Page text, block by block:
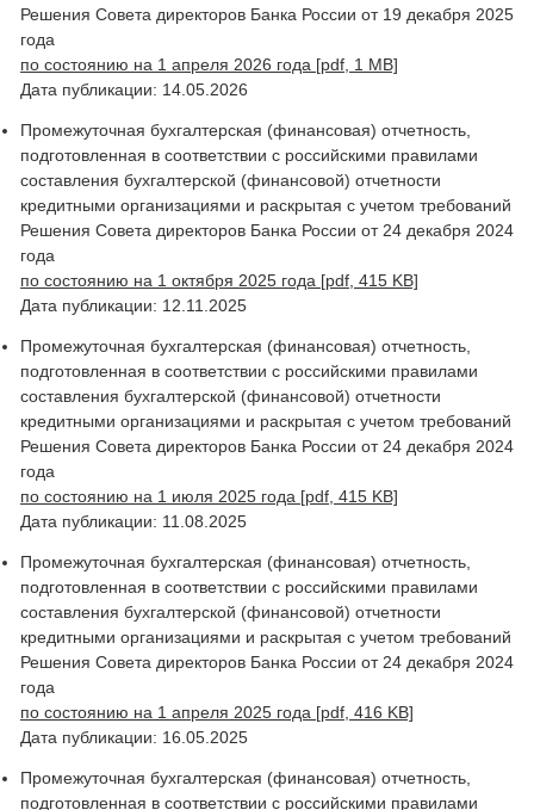
Решения Совета директоров Банка России от 19 декабря 2025
года
по состоянию на 1 апреля 2026 года [pdf, 1 MB]
Дата публикации: 14.05.2026
Промежуточная бухгалтерская (финансовая) отчетность,
подготовленная в соответствии с российскими правилами
составления бухгалтерской (финансовой) отчетности
кредитными организациями и раскрытая с учетом требований
Решения Совета директоров Банка России от 24 декабря 2024
года
по состоянию на 1 октября 2025 года [pdf, 415 KB]
Дата публикации: 12.11.2025
Промежуточная бухгалтерская (финансовая) отчетность,
подготовленная в соответствии с российскими правилами
составления бухгалтерской (финансовой) отчетности
кредитными организациями и раскрытая с учетом требований
Решения Совета директоров Банка России от 24 декабря 2024
года
по состоянию на 1 июля 2025 года [pdf, 415 KB]
Дата публикации: 11.08.2025
Промежуточная бухгалтерская (финансовая) отчетность,
подготовленная в соответствии с российскими правилами
составления бухгалтерской (финансовой) отчетности
кредитными организациями и раскрытая с учетом требований
Решения Совета директоров Банка России от 24 декабря 2024
года
по состоянию на 1 апреля 2025 года [pdf, 416 KB]
Дата публикации: 16.05.2025
Промежуточная бухгалтерская (финансовая) отчетность,
подготовленная в соответствии с российскими правилами